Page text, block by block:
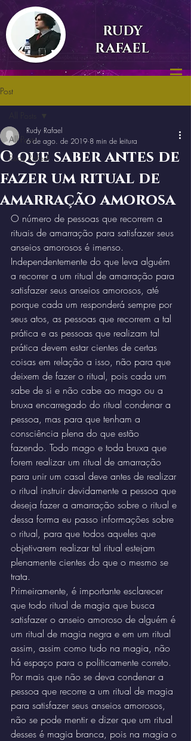
RUDY
RAFAEL
2021 por Rudy Rafael
Post
All Posts
Rudy Rafael
O que saber antes de
fazer um ritual de
amarração amorosa
Rudy Rafael
6 de ago. de 2019 8 min de leitura
O número de pessoas que recorrem a
rituais de amarração para satisfazer seus
anseios amorosos é imenso.
Independentemente do que leva alguém
a recorrer a um ritual de amarração para
satisfazer seus anseios amorosos, até
porque cada um responderá sempre por
seus atos, as pessoas que recorrem a tal
prática e as pessoas que realizam tal
prática devem estar cientes de certas
coisas em relação a isso, não para que
deixem de fazer o ritual, pois cada um
sabe de si e não cabe ao mago ou a
bruxa encarregado do ritual condenar a
pessoa, mas para que tenham a
consciência plena do que estão
fazendo. Todo mago e toda bruxa que
forem realizar um ritual de amarração
para unir um casal deve antes de realizar
o ritual instruir devidamente a pessoa que
deseja fazer a amarração sobre o ritual e
dessa forma eu passo informações sobre
o ritual, para que todos aqueles que
objetivarem realizar tal ritual estejam
plenamente cientes do que o mesmo se
trata.
Primeiramente, é importante esclarecer
que todo ritual de magia que busca
satisfazer o anseio amoroso de alguém é
um ritual de magia negra e em um ritual
assim, assim como tudo na magia, não
há espaço para o politicamente correto.
Por mais que não se deva condenar a
pessoa que recorre a um ritual de magia
para satisfazer seus anseios amorosos,
não se pode mentir e dizer que um ritual
desses é magia branca, pois na magia o